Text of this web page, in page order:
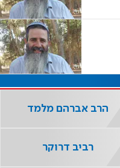
הרב אברהם מלמד
רביב דרוקר